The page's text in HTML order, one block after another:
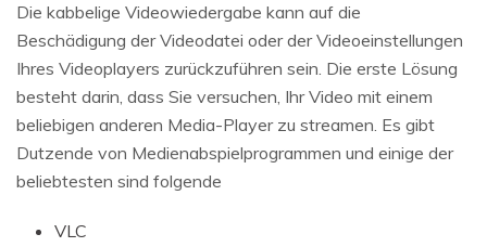
Die kabbelige Videowiedergabe kann auf die
Beschädigung der Videodatei oder der Videoeinstellungen
Ihres Videoplayers zurückzuführen sein. Die erste Lösung
besteht darin, dass Sie versuchen, Ihr Video mit einem
beliebigen anderen Media-Player zu streamen. Es gibt
Dutzende von Medienabspielprogrammen und einige der
beliebtesten sind folgende
VLC